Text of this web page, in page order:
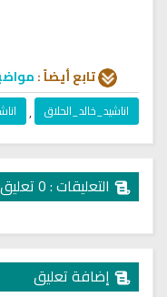
تابع أيضاً :
اناشيد_خالد_الحلاق ,
التعليقات : 0 تعليق
إضافة تعليق